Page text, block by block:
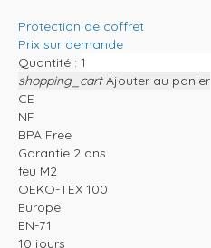
Protection de coffret
Prix sur demande
Quantité :
shopping_cart Ajouter au panier
CE
NF
BPA Free
Garantie 2 ans
feu M2
OEKO-TEX 100
Europe
EN-71
10 jours